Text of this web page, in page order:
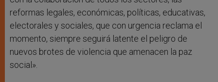
reformas legales, económicas, políticas, educativas,
electorales y sociales, que con urgencia reclama el
momento, siempre seguirá latente el peligro de
nuevos brotes de violencia que amenacen la paz
social».